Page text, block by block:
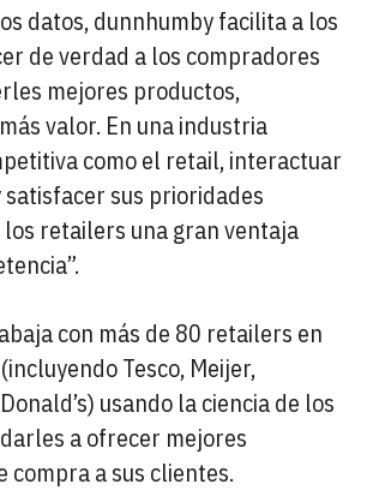
datos, dunnhumby facilita a los
de verdad a los compradores
mejores productos,
valor. En una industria
como el retail, interactuar
sus prioridades
retailers una gran ventaja
con más de 80 retailers en
Tesco, Meijer,
usando la ciencia de los
a ofrecer mejores
compra a sus clientes.